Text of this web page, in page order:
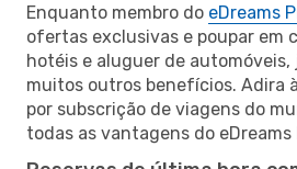
Enquanto membro do eDreams
ofertas exclusivas e poupar em
hotéis e aluguer de
muitos outros benefícios. Adira
por subscrição de viagens do
todas as vantagens do eDreams